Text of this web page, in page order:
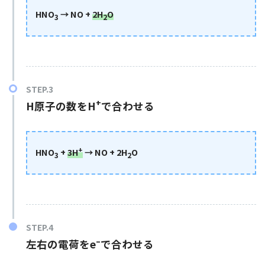
HNO3 → NO+2H2O
H原子の数をH+で合わせる
HNO3 +3H+ → NO+ 2H2O
左右の電荷をe–で合わせる